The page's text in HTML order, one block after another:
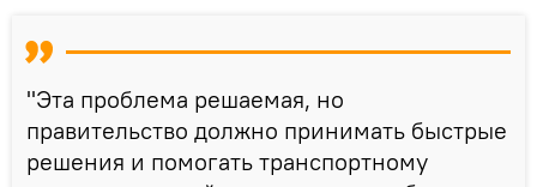
"Эта проблема решаемая, но
правительство должно принимать быстрые
решения и помогать транспортному